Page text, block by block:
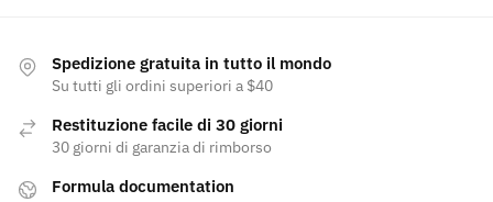
Spedizione gratuita in tutto il mondo
Su tutti gli ordini superiori a $40
Restituzione facile di 30 giorni
30 giorni di garanzia di rimborso
Formula documentation